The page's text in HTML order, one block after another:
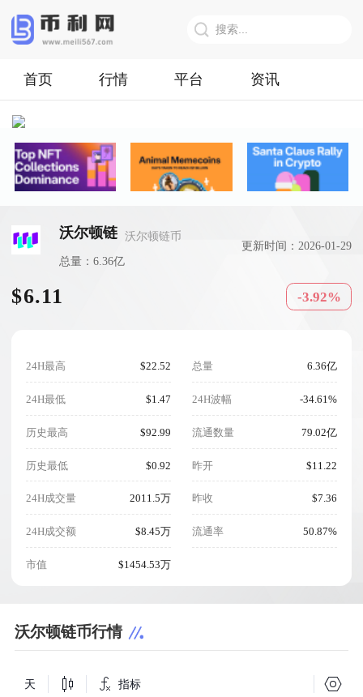
首页 行情 平台 资讯
沃尔顿链 沃尔顿链币
总量：6.36亿
更新时间：2026-01-29
$6.11 -3.92%
24H最高 $22.52
24H最低 $1.47
历史最高 $92.99
历史最低 $0.92
24H成交量 2011.5万
24H成交额 $8.45万
市值 $1454.53万
总量 6.36亿
24H波幅 -34.61%
流通数量 79.02亿
昨开 $11.22
昨收 $7.36
流通率 50.87%
沃尔顿链币行情